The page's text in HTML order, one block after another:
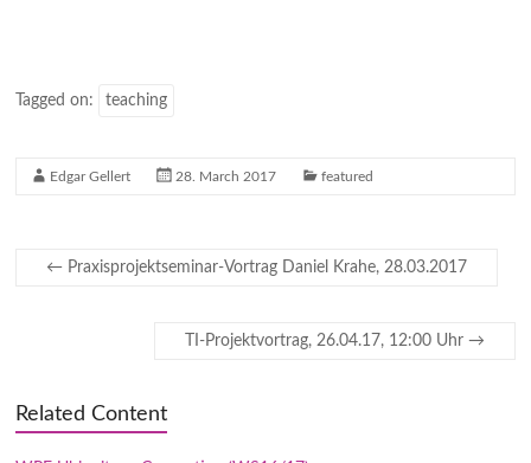
Tagged on: teaching
Edgar Gellert 28. March 2017 featured
← Praxisprojektseminar-Vortrag Daniel Krahe, 28.03.2017
TI-Projektvortrag, 26.04.17, 12:00 Uhr →
Related Content